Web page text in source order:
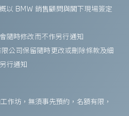
以 BMW 銷售顧問與閣下現場簽定
隨時修改而不作另行通知
公司保留隨時更改或刪除條款及細
行通知
作坊，無須事先預約，名額有限，